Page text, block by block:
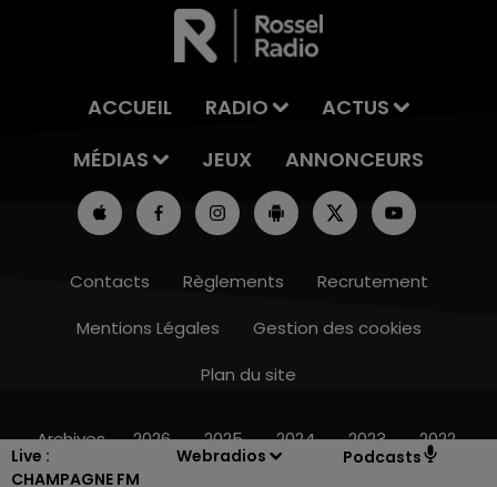
Live :
CHAMPAGNE FM
Webradios Podcasts
15h00 - 19h00
ACCUEIL RADIO
ACTUS
MÉDIAS
JEUX ANNONCEURS
Contacts Règlements
Recrutement
Mentions Légales
Gestion des cookies
Plan du site
Archives 2026 2025 2024 2023 2022